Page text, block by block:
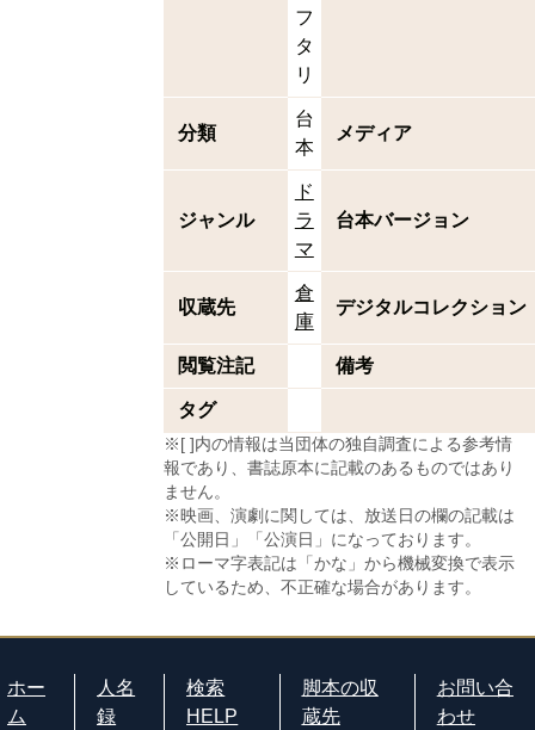
フ
タ
リ
分類
台
本
メディア
ジャンル
ド
ラ
マ
台本バージョン
収蔵先
倉
庫
デジタルコレクション
閲覧注記 備考
タグ
※[ ]内の情報は当団体の独自調査による参考情
報であり、書誌原本に記載のあるものではあり
ません。
※映画、演劇に関しては、放送日の欄の記載は
「公開日」「公演日」になっております。
※ローマ字表記は「かな」から機械変換で表示
しているため、不正確な場合があります。
ホー
ム
人名
録
検索
HELP
脚本の収
蔵先
お問い合
わせ